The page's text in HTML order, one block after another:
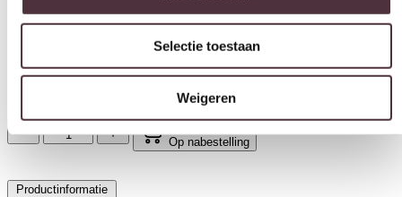
Selectie toestaan
Weigeren
Op nabestelling
Productinformatie